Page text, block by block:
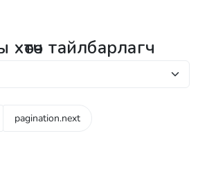
тайлбарлагч
pagination.next